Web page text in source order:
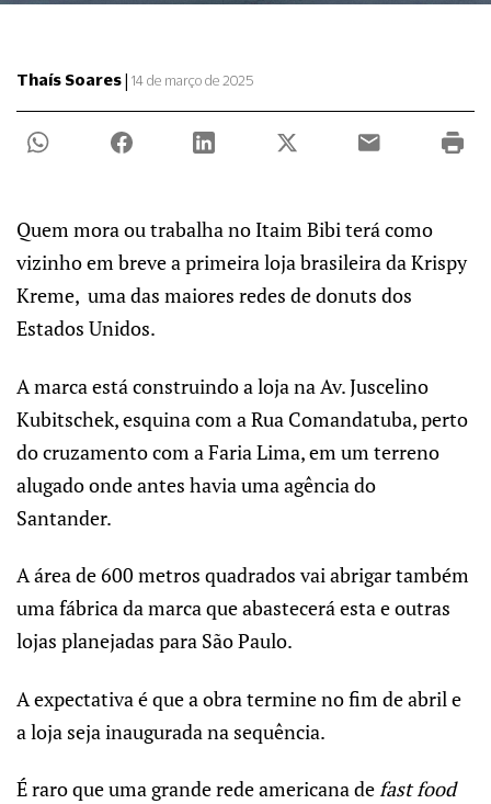
Thaís Soares| 14 de março de 2025
Quem mora ou trabalha no Itaim Bibi terá como
vizinho em breve a primeira loja brasileira da Krispy
Kreme, uma das maiores redes de donuts dos
Estados Unidos.
A marca está construindo a loja na Av. Juscelino
Kubitschek, esquina com a Rua Comandatuba, perto
do cruzamento com a Faria Lima, em um terreno
alugado onde antes havia uma agência do
Santander.
A área de 600 metros quadrados vai abrigar também
uma fábrica da marca que abastecerá esta e outras
lojas planejadas para São Paulo.
A expectativa é que a obra termine no fim de abril e
a loja seja inaugurada na sequência.
É raro que uma grande rede americana defast food